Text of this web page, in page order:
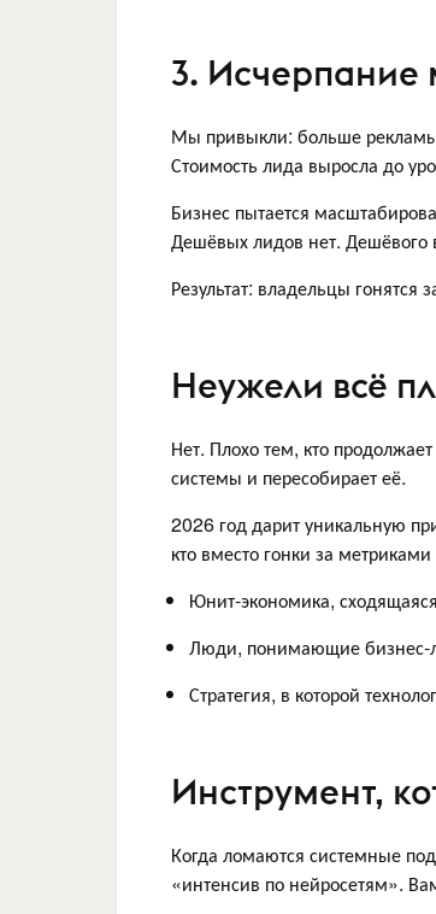
3. Исчерпание
Мы привыкли: больше рекламы
Стоимость лида выросла до
Бизнес пытается
Дешёвых лидов нет. Дешёвого
Результат: владельцы гонятся
Неужели всё
Нет. Плохо тем, кто
системы и пересобирает её.
2026 год дарит уникальную
кто вместо гонки за
Юнит-экономика,
Люди, понимающие бизнес-
Стратегия, в которой
Инструмент,
Когда ломаются системные
«интенсив по нейросетям».